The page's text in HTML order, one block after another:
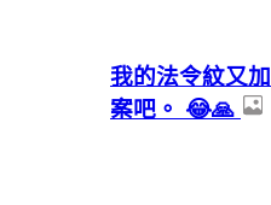
我的法令紋又
案吧。 😂🙏